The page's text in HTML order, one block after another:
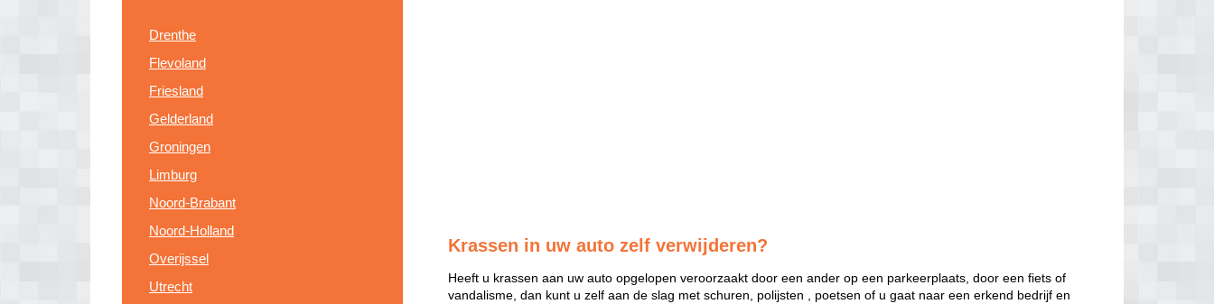
Drenthe
Flevoland
Friesland
Gelderland
Groningen
Limburg
Noord-Brabant
Noord-Holland
Overijssel
Utrecht
Krassen in uw auto zelf verwijderen?
Heeft u krassen aan uw auto opgelopen veroorzaakt door een ander op een parkeerplaats, door een fiets of
vandalisme, dan kunt u zelf aan de slag met schuren, polijsten , poetsen of u gaat naar een erkend bedrijf en